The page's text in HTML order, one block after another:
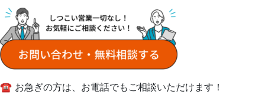
☎️ お急ぎの方は、お電話でもご相談いただけます！